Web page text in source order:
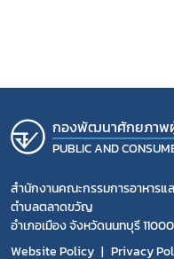
กองพัฒนาศักยภาพ
PUBLIC AND
สำนักงานคณะกรรมการอาหารแ
ตำบลตลาดขวัญ
อำเภอเมือง จังหวัดนนทบุรี 11000
Website Policy
Privacy